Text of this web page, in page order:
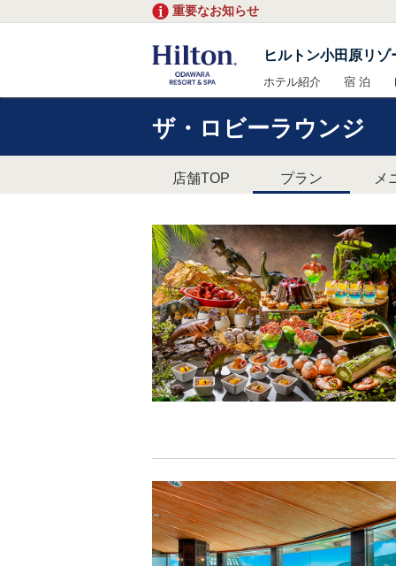
重要なお知らせ
ヒルトン小田原リ
ホテル紹介 宿 泊
ザ・ロビーラウンジ
店舗TOP プラン メ